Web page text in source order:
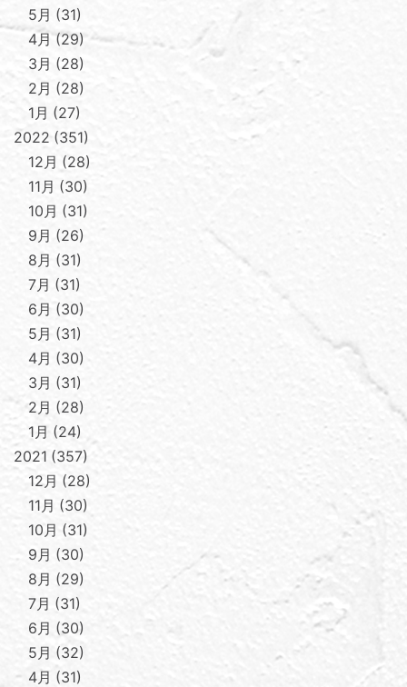
5月
31
4月
29
3月
28
2月
28
1月
27
2022 351
12月
28
11月
30
10月
31
9月
26
8月
31
7月
31
6月
30
5月
31
4月
30
3月
31
2月
28
1月
24
2021 357
12月
28
11月
30
10月
31
9月
30
8月
29
7月
31
6月
30
5月
32
4月
31